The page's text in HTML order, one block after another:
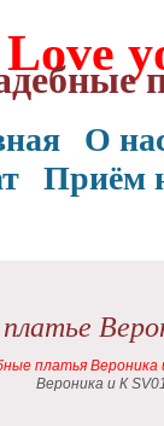
Love
О
Приём
платья Вероника
Вероника и К